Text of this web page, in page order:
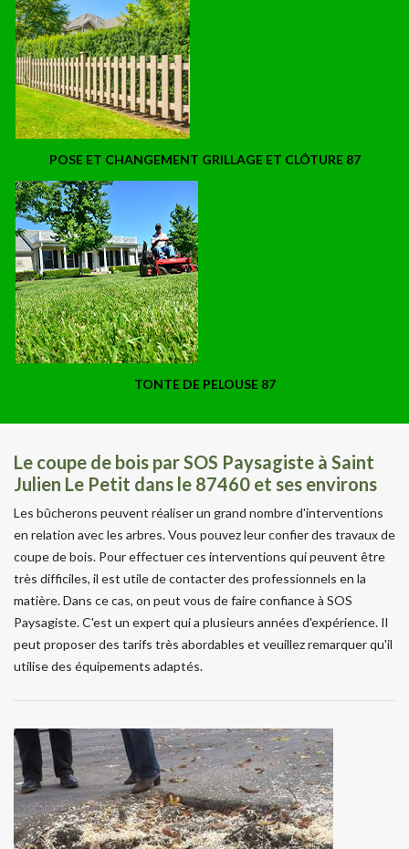
POSE ET CHANGEMENT GRILLAGE ET CLÔTURE 87
TONTE DE PELOUSE 87
Le coupe de bois par SOS Paysagiste à Saint
Julien Le Petit dans le 87460 et ses environs
Les bûcherons peuvent réaliser un grand nombre d'interventions
en relation avec les arbres. Vous pouvez leur confier des travaux de
coupe de bois. Pour effectuer ces interventions qui peuvent être
très difficiles, il est utile de contacter des professionnels en la
matière. Dans ce cas, on peut vous de faire confiance à SOS
Paysagiste. C'est un expert qui a plusieurs années d'expérience. Il
peut proposer des tarifs très abordables et veuillez remarquer qu'il
utilise des équipements adaptés.